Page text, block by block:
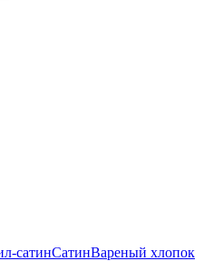
сатинСатинВареный хлопок